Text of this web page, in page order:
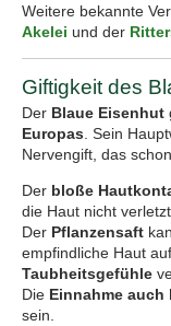
Weitere bekannte
Akelei und der
Giftigkeit des
Der Blaue Eisenhut
Europas. Sein
Nervengift, das
Der bloße
die Haut nicht
Der Pflanzensaft
empfindliche Haut
Taubheitsgefühle
Die Einnahme auch
sein.